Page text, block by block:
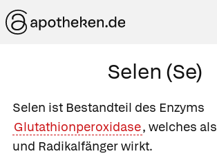
Selen (Se)
Selen ist Bestandteil des Enzyms
Glutathionperoxidase, welches als
und Radikalfänger wirkt.